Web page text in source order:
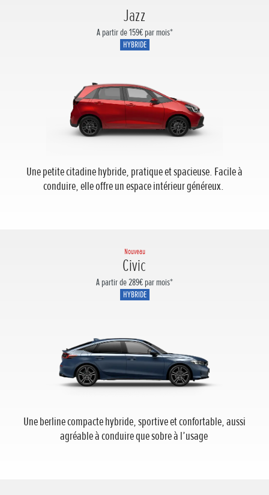
Jazz
A partir de 159€ par mois*
HYBRIDE
Une petite citadine hybride, pratique et spacieuse. Facile à
conduire, elle offre un espace intérieur généreux.
Nouveau
Civic
A partir de 289€ par mois*
HYBRIDE
Une berline compacte hybride, sportive et confortable, aussi
agréable à conduire que sobre à l’usage